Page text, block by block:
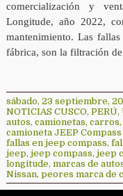
comercialización y
Longitude, año 2022,
mantenimiento. Las
fábrica, son la filtración
sábado, 23 septiembre,
NOTICIAS CUSCO, PERÚ,
autos, camionetas, carros,
camioneta JEEP
fallas en jeep compass,
jeep, jeep compass, jeep
longitude, marcas de
Nissan, peores marca de